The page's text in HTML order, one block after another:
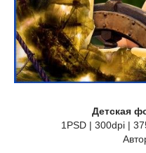
Детская
1PSD | 300dpi |